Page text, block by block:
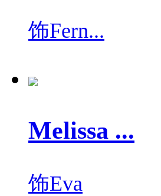
饰Fern...
Melissa ...
饰Eva